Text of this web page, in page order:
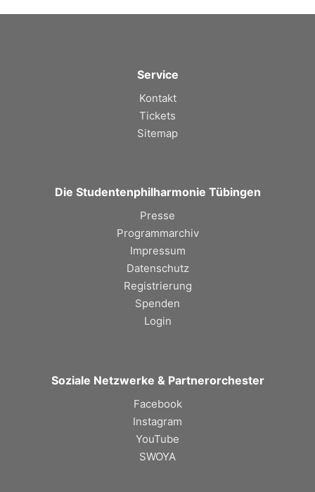
Service
Kontakt
Tickets
Sitemap
Die Studentenphilharmonie Tübingen
Presse
Programmarchiv
Impressum
Datenschutz
Registrierung
Spenden
Login
Soziale Netzwerke & Partnerorchester
Facebook
Instagram
YouTube
SWOYA